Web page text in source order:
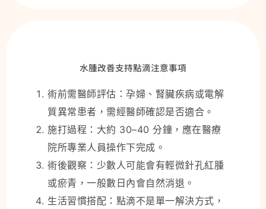
水腫改善支持點滴注意事項
術前需醫師評估：孕婦、腎臟疾病或電解
質異常患者，需經醫師確認是否適合。
施打過程：大約 30–40 分鐘，應在醫療
院所專業人員操作下完成。
術後觀察：少數人可能會有輕微針孔紅腫
或瘀青，一般數日內會自然消退。
生活習慣搭配：點滴不是單一解決方式，